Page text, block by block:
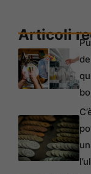
Articoli